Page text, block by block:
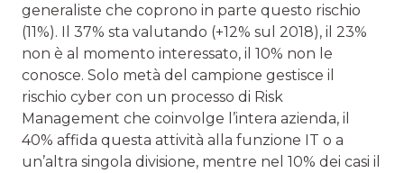
generaliste che coprono in parte questo rischio
(11%). Il 37% sta valutando (+12% sul 2018), il 23%
non è al momento interessato, il 10% non le
conosce. Solo metà del campione gestisce il
rischio cyber con un processo di Risk
Management che coinvolge l’intera azienda, il
40% affida questa attività alla funzione IT o a
un’altra singola divisione, mentre nel 10% dei casi il